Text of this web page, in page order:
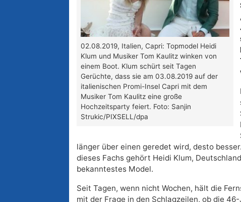
02.08.2019, Italien, Capri: Topmodel Heidi
Klum und Musiker Tom Kaulitz winken von
einem Boot. Klum schürt seit Tagen
Gerüchte, dass sie am 03.08.2019 auf der
italienischen Promi-Insel Capri mit dem
Musiker Tom Kaulitz eine große
Hochzeitsparty feiert. Foto: Sanjin
Strukic/PIXSELL/dpa
länger über einen geredet wird, desto
dieses Fachs gehört Heidi Klum,
bekanntestes Model.
Seit Tagen, wenn nicht Wochen, hält die
mit der Frage in den Schlagzeilen, ob die